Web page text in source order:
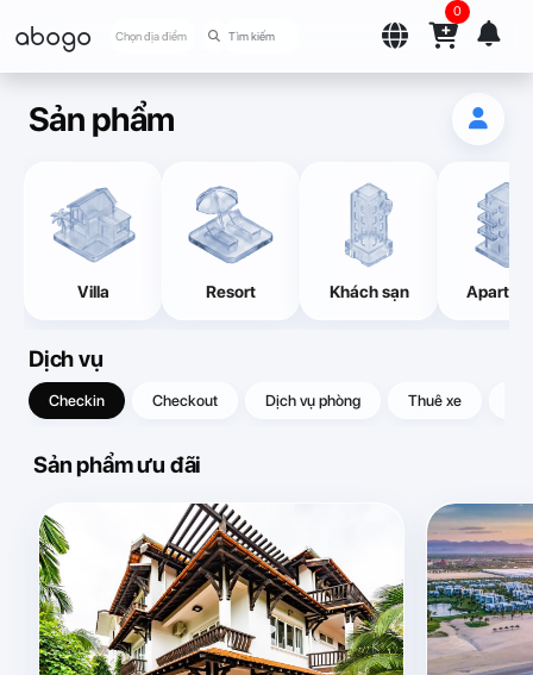
abogo Chọn địa điểm
0
Sản phẩm
Villa Resort Khách sạn
Dịch vụ
Checkin Checkout Dịch vụ phòng Thuê xe
Sản phẩm ưu đãi